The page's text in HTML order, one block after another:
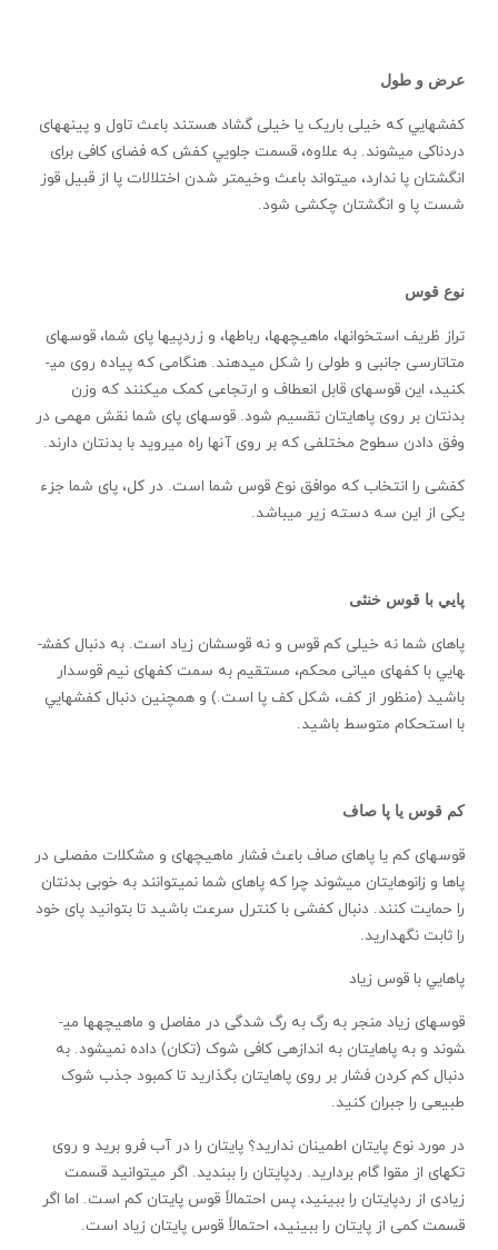
عرض و طول
کفش­هايي که خيلی باريک يا خيلی گشاد هستند باعث تاول و پينه­های
دردناکی می­شوند. به علاوه، قسمت جلويي کفش که فضای کافی برای
انگشتان پا ندارد، می­تواند باعث وخيم­تر شدن اختلالات پا از قبيل قوز
شست پا و انگشتان چکشی شود.
نوع قوس
تراز ظريف استخوان­ها، ماهيچه­ها، رباط­ها، و زردپی­ها پای شما، قوس­های
متاتارسی جانبی و طولی را شکل می­دهند. هنگامی که پياده روی می­
کنيد، اين قوس­های قابل انعطاف و ارتجاعی کمک می­کنند که وزن
بدنتان بر روی پاهايتان تقسيم شود. قوس­های پای شما نقش مهمی در
وفق دادن سطوح مختلفی که بر روی آن­ها راه می­رويد با بدنتان دارند.
کفشی را انتخاب که موافق نوع قوس شما است. در کل، پای شما جزء
يکی از اين سه دسته زير می­باشد.
پايي با قوس خنثی
پاهای شما نه خيلی کم قوس و نه قوسشان زياد است. به دنبال کفش­
هايي با کف­های ميانی محکم، مستقيم به سمت کف­های نيم قوس­دار
باشيد (منظور از کف، شکل کف پا است.) و همچنين دنبال کفش­هايي
با استحکام متوسط باشيد.
کم قوس يا پا صاف
قوس­های کم يا پاهای صاف باعث فشار ماهيچه­ای و مشکلات مفصلی در
پاها و زانوهايتان می­شوند چرا که پاهای شما نمی­توانند به خوبی بدنتان
را حمايت کنند. دنبال کفشی با کنترل سرعت باشيد تا بتوانيد پای خود
را ثابت نگهداريد.
پاهايي با قوس زياد
قوس­های زياد منجر به رگ به رگ شدگی در مفاصل و ماهيچه­ها می­
شوند و به پاهايتان به اندازه­ی کافی شوک (تکان) داده نمی­شود. به
دنبال کم کردن فشار بر روی پاهايتان بگذاريد تا کمبود جذب شوک
طبيعی را جبران کنيد.
در مورد نوع پايتان اطمينان نداريد؟ پايتان را در آب فرو بريد و روی
تکه­ای از مقوا گام برداريد. ردپايتان را ببنديد. اگر می­توانيد قسمت
زيادی از ردپايتان را ببينيد، پس احتمالاً قوس پايتان کم است. اما اگر
قسمت کمی از پايتان را ببينيد، احتمالاً قوس پايتان زياد است.